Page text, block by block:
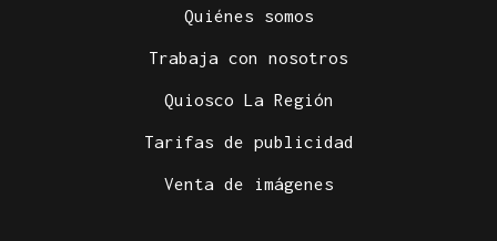
Quiénes somos
Trabaja con nosotros
Quiosco La Región
Tarifas de publicidad
Venta de imágenes